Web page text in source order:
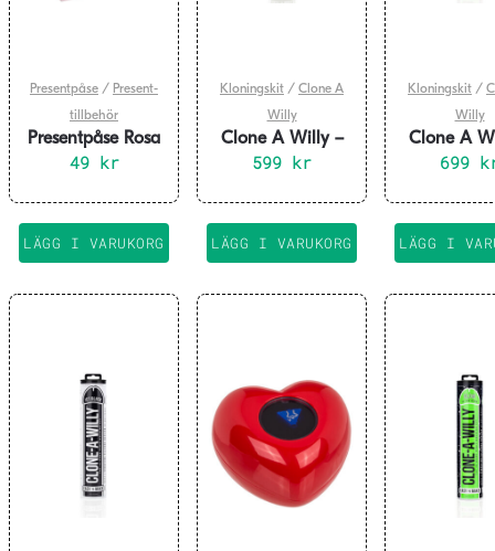
Presentpåse / Present-
tillbehör
Presentpåse Rosa
& Guld 6-pack
49 kr
LÄGG I VARUKORG
Kloningskit / Clone A
Willy
Clone A Willy –
Chokladbrun
599 kr
LÄGG I VARUKORG
Kloningskit /
Willy
Clone A
699
LÄGG I